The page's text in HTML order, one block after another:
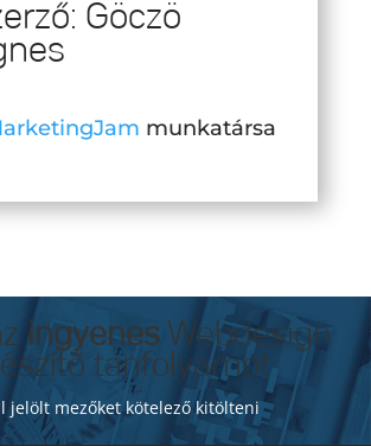
Göczö
munkatársa
ingyenes Webdesign
tanfolyamot
jelölt mezőket kötelező kitölteni